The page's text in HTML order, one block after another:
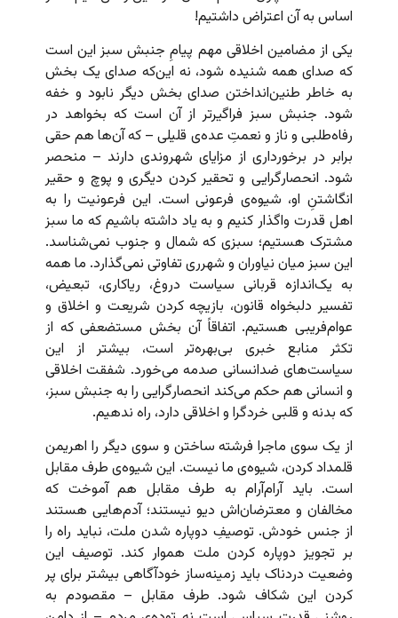
اساس به آن اعتراض داشتیم!
یکی از مضامین اخلاقی مهم پیامِ جنبش سبز این است
که صدای همه شنیده شود، نه این‌که صدای یک بخش
به خاطر طنین‌انداختن صدای بخش دیگر نابود و خفه
شود. جنبش سبز فراگیرتر از آن است که بخواهد در
رفاه‌طلبی و ناز و نعمتِ عده‌ی قلیلی – که آن‌ها هم حقی
برابر در برخورداری از مزایای شهروندی دارند – منحصر
شود. انحصارگرایی و تحقیر کردن دیگری و پوچ و حقیر
انگاشتنِ او، شیوه‌ی فرعونی است. این فرعونیت را به
اهل قدرت واگذار کنیم و به یاد داشته باشیم که ما سبز
مشترک هستیم؛ سبزی که شمال و جنوب نمی‌شناسد.
این سبز میان نیاوران و شهرری تفاوتی نمی‌گذارد. ما همه
به یک‌اندازه قربانی سیاست دروغ، ریاکاری، تبعیض،
تفسیر دلبخواه قانون، بازیچه کردن شریعت و اخلاق و
عوام‌فریبی هستیم. اتفاقاً آن بخش مستضعفی که از
تکثر منابع خبری بی‌بهره‌تر است، بیشتر از این
سیاست‌های ضدانسانی صدمه می‌خورد. شفقت اخلاقی
و انسانی هم حکم می‌کند انحصارگرایی را به جنبش سبز،
که بدنه و قلبی خردگرا و اخلاقی دارد، راه ندهیم.
از یک سوی ماجرا فرشته ساختن و سوی دیگر را اهریمن
قلمداد کردن، شیوه‌ی ما نیست. این شیوه‌ی طرف مقابل
است. باید آرام‌آرام به طرف مقابل هم آموخت که
مخالفان و معترضان‌اش دیو نیستند؛ آدم‌هایی هستند
از جنس خودش. توصیفِ دوپاره شدن ملت، نباید راه را
بر تجویز دوپاره کردن ملت هموار کند. توصیف این
وضعیت دردناک باید زمینه‌ساز خودآگاهی بیشتر برای پر
کردن این شکاف شود. طرف مقابل – مقصودم به